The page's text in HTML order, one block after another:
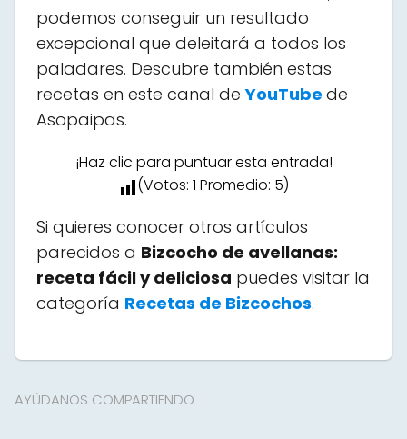
podemos conseguir un resultado
excepcional que deleitará a todos los
paladares. Descubre también estas
recetas en este canal deYouTube de
Asopaipas.
¡Haz clic para puntuar esta entrada!
(Votos: 1 Promedio: 5)
Si quieres conocer otros artículos
parecidos a Bizcocho de avellanas:
receta fácil y deliciosa puedes visitar la
categoría Recetas de Bizcochos.
AYÚDANOS COMPARTIENDO